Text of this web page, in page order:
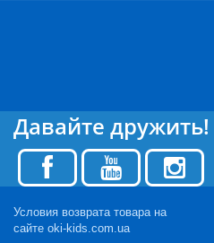
Давайте дружить!
Условия возврата товара на
сайте oki-kids.com.ua